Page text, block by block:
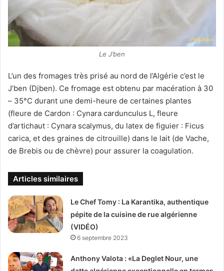
Le J’ben
L’un des fromages très prisé au nord de l’Algérie c’est le
J’ben (Djben). Ce fromage est obtenu par macération à 30
– 35°C durant une demi-heure de certaines plantes
(fleure de Cardon : Cynara cardunculus L, fleure
d’artichaut : Cynara scalymus, du latex de figuier : Ficus
carica, et des graines de citrouille) dans le lait (de Vache,
de Brebis ou de chèvre) pour assurer la coagulation.
Articles similaires
Le Chef Tomy : La Karantika, authentique
pépite de la cuisine de rue algérienne
(VIDÉO)
6 septembre 2023
Anthony Valota : «La Deglet Nour, une